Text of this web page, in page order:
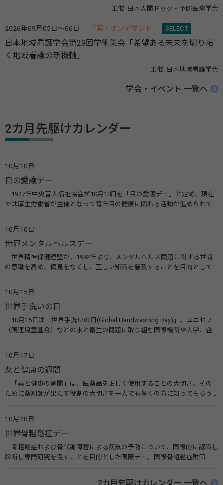
主催: 日本人間ドック・予防医療学会
2026年09月05日～06日 千葉・オンデマンド SELECT
日本地域看護学会第29回学術集会「希望ある未来を切り拓
く地域看護の新機軸」
主催: 日本地域看護学会
学会・イベント 一覧へ
2カ月先駆けカレンダー
10月10日
目の愛護デー
1947年中央盲人福祉協会が10月10日を「目の愛護デー」と定め、現在
では厚生労働省が主催となって毎年目の健康に関わる活動が進められて
会）
10月10日
世界メンタルヘルスデー
世界精神保健連盟が、1992年より、メンタルヘルス問題に関する世間
の意識を高め、偏見をなくし、正しい知識を普及することを目的として、
す。 関連リンク 世界メンタルヘルスデー（厚生労働省） 働く人のメンタ
ルヘルス・ポータルサイト「こころの耳」（厚生労働省）
10月15日
世界手洗いの日
10月15日は「世界手洗いの日(Global Handwashing Day)」。ユニセフ
（国連児童基金）などの水と衛生の問題に取り組む国際機関や大学、企
10月17日
薬と健康の週間
「薬と健康の週間」は、医薬品を正しく使用することの大切さ、その
ために薬剤師が果たす役割の大切さを一人でも多くの方に知ってもらう
伝えたい！薬との付き合い方」（保健指導リソースガイド）
10月20日
世界骨粗鬆症デー
骨粗鬆症および骨代謝障害による病気の予防について、国際的に認識し
診断し専門研究を促すことを目的とした国際デー。国際骨粗鬆症財団
2カ月先駆けカレンダー 一覧へ